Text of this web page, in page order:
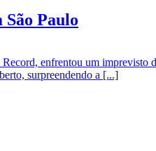
Paulo
enfrentou um
surpreendendo a [...]